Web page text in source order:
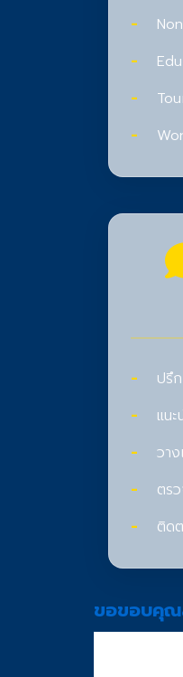
ปรึ
แน
วา
ตร
ติด
ขอขอบคุณ